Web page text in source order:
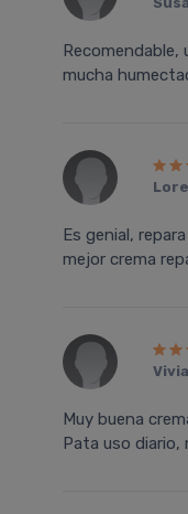
Recomendable,
mucha
Es genial,
mejor crema
Muy buena
Pata uso diario,